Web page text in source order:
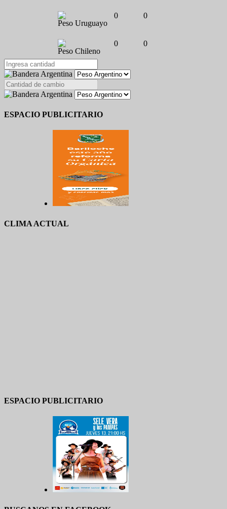
Peso Uruguayo
0 0
Peso Chileno
0 0
ESPACIO PUBLICITARIO
CLIMA ACTUAL
ESPACIO PUBLICITARIO